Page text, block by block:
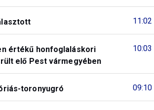
11:02
10:03
értékű honfoglaláskori
elő Pest vármegyében
09:10
toronyugró